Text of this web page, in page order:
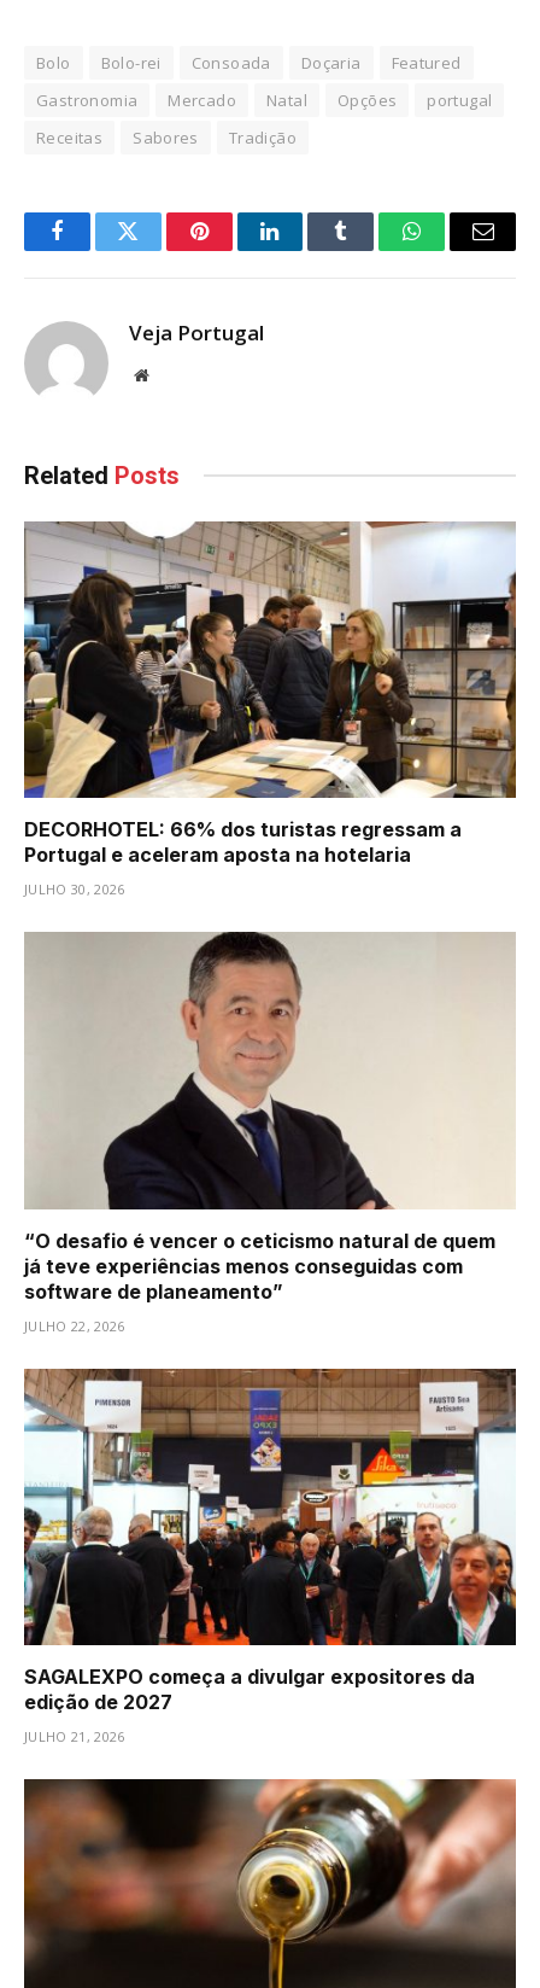
Bolo Bolo-rei Consoada Doçaria
Featured
Gastronomia
Mercado Natal Opções
portugal
Receitas
Sabores Tradição
FacebookTwitter PinterestLinkedInTumblr WhatsAppEmail
Veja Portugal
Website
Related Posts
DECORHOTEL: 66% dos turistas regressam a
Portugal e aceleram aposta na hotelaria
JULHO 30, 2026
“O desafio é vencer o ceticismo natural de quem
já teve experiências menos conseguidas com
software de planeamento”
JULHO 22, 2026
SAGALEXPO começa a divulgar expositores da
edição de 2027
JULHO 21, 2026